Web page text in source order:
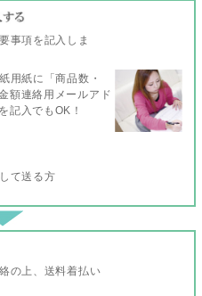
事項を記入しま
用紙に「商品数・
額連絡用メールアド
記入でもOK！
て送る方
の上、送料着払い